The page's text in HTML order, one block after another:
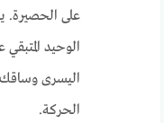
على الحصيرة.
الوحيد
اليسرى وساقك
الحركة.